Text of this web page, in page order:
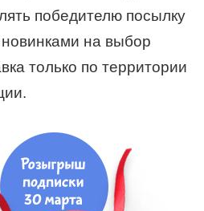
победителю посылку
на выбор
только по территории